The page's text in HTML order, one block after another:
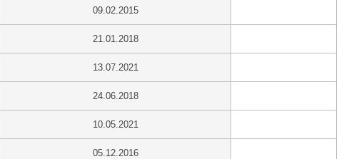
09.02.2015
21.01.2018
13.07.2021
24.06.2018
10.05.2021
05.12.2016